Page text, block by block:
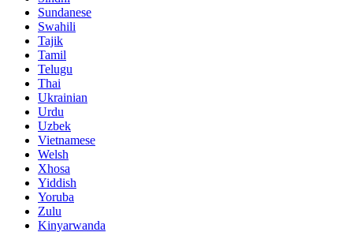
Sundanese
Swahili
Tajik
Tamil
Telugu
Thai
Ukrainian
Urdu
Uzbek
Vietnamese
Welsh
Xhosa
Yiddish
Yoruba
Zulu
Kinyarwanda